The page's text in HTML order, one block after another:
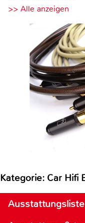
>> Alle anzeigen
Kategorie: Car Hifi